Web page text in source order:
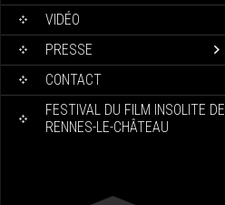
VIDÉO
PRESSE
CONTACT
FESTIVAL DU FILM INSOLITE DE
RENNES-LE-CHÂTEAU